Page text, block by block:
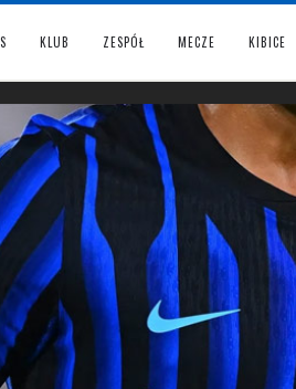
KLUB ZESPÓŁ MECZE KIBICE